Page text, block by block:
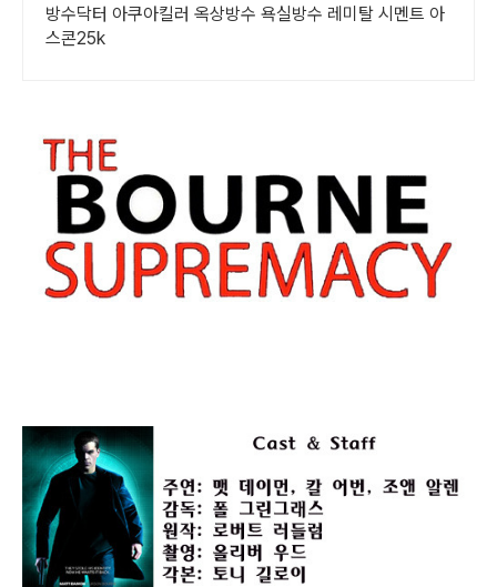
방수닥터 아쿠아킬러 옥상방수 욕실방수 레미탈 시멘트 아
스콘25k